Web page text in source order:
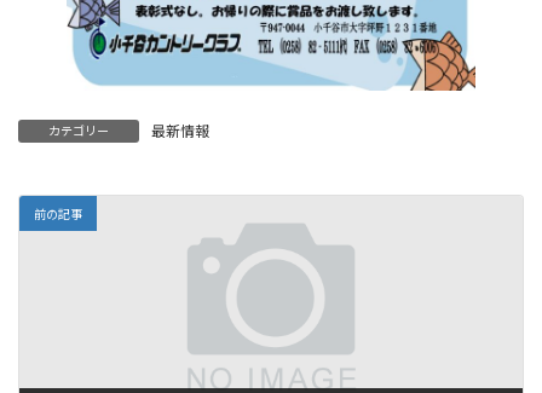
カテゴリー 最新情報
前の記事